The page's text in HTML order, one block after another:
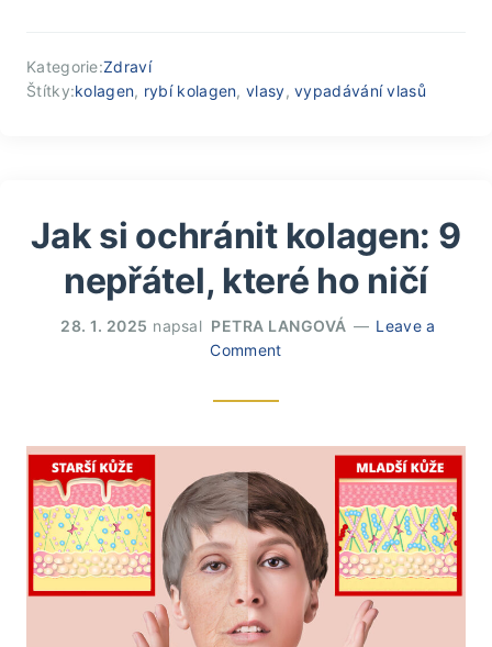
Kategorie:Zdraví
Štítky:kolagen, rybí kolagen,vlasy,vypadávání vlasů
Jak si ochránit kolagen: 9
nepřátel, které ho ničí
28. 1. 2025 napsal PETRA LANGOVÁ
Leave a
Comment